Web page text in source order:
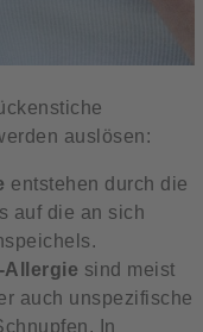
auslösen:
entstehen durch die
auf die an sich
Allergie sind meist
auch unspezifische
In